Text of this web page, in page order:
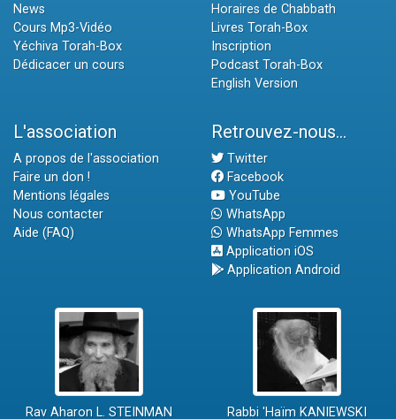
News
Cours Mp3-Vidéo
Yéchiva Torah-Box
Dédicacer un cours
Horaires de Chabbath
Livres Torah-Box
Inscription
Podcast Torah-Box
English Version
L'association
A propos de l'association
Faire un don !
Mentions légales
Nous contacter
Aide (FAQ)
Retrouvez-nous...
Twitter
Facebook
YouTube
WhatsApp
WhatsApp Femmes
Application iOS
Application Android
Rav Aharon L. STEINMAN Rabbi 'Haïm KANIEWSKI